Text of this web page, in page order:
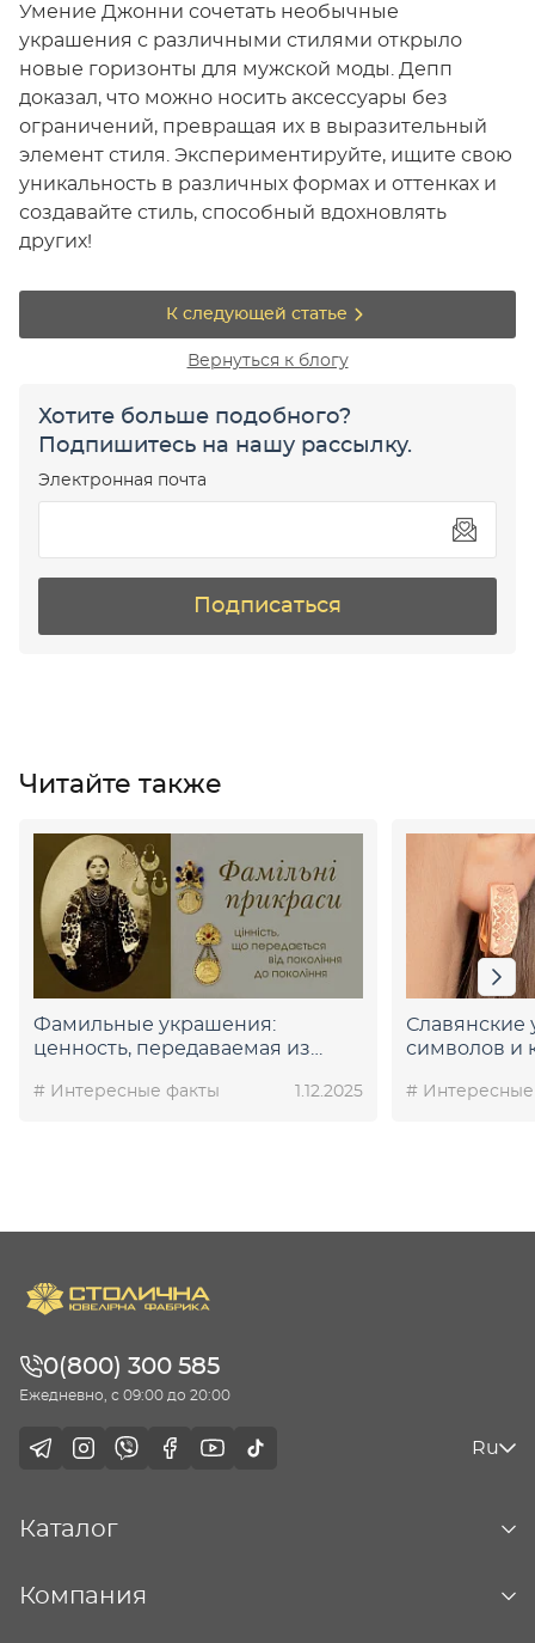
Умение Джонни сочетать необычные
украшения с различными стилями открыло
новые горизонты для мужской моды. Депп
доказал, что можно носить аксессуары без
ограничений, превращая их в выразительный
элемент стиля. Экспериментируйте, ищите свою
уникальность в различных формах и оттенках и
создавайте стиль, способный вдохновлять
других!
К следующей статье
Вернуться к блогу
Хотите больше подобного?
Подпишитесь на нашу рассылку.
Электронная почта
Подписаться
Читайте также
Фамильные украшения:
ценность, передаваемая из
# Интересные факты 1.12.2025
Славянские
символов и
#
0(800) 300 585
Ежедневно, с 09:00 до 20:00
Ru
Каталог
Компания